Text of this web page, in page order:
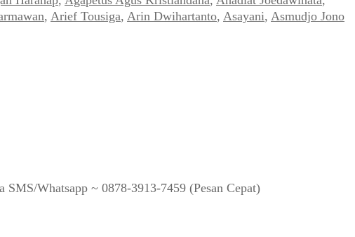
, Arief Tousiga, Arin Dwihartanto, Asayani, Asmudjo Jono
Whatsapp ~ 0878-3913-7459 (Pesan Cepat)